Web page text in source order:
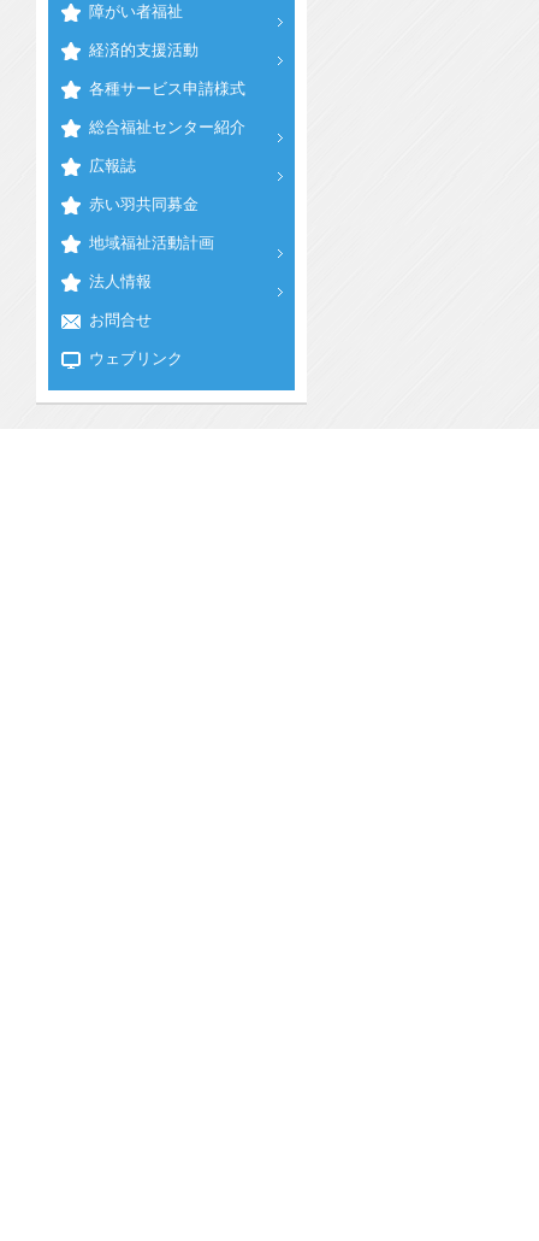
障がい者福祉
経済的支援活動
各種サービス申請様式
総合福祉センター紹介
広報誌
赤い羽共同募金
地域福祉活動計画
法人情報
お問合せ
ウェブリンク